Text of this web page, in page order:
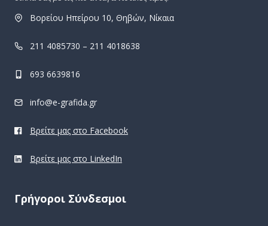
Βορείου Ηπείρου 10, Θηβών, Νίκαια
211 4085730 – 211 4018638
693 6639816
info@e-grafida.gr
Βρείτε μας στο Facebook
Βρείτε μας στο LinkedIn
Γρήγοροι Σύνδεσμοι